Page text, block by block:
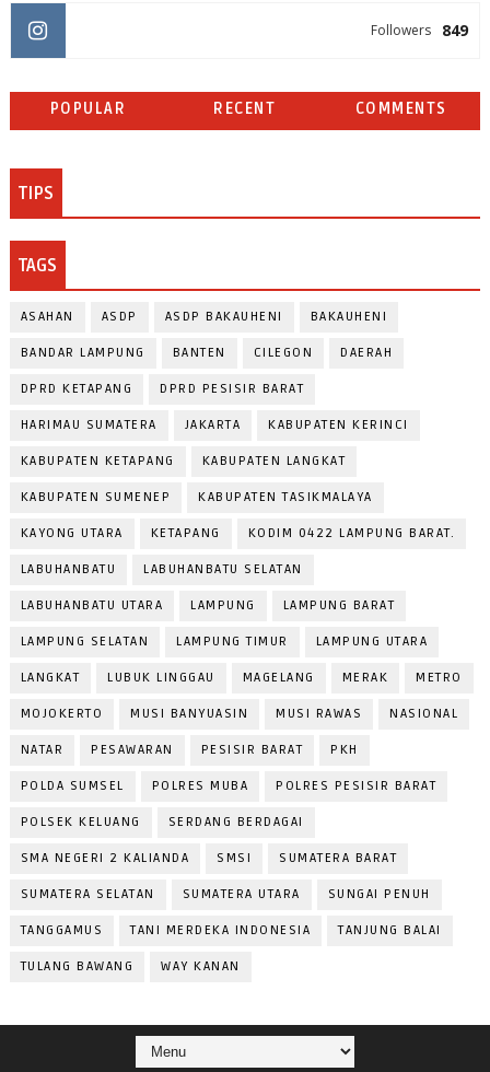
849
Followers
POPULAR RECENT COMMENTS
TIPS
TAGS
ASAHAN ASDP ASDP BAKAUHENI BAKAUHENI
BANDAR LAMPUNG BANTEN CILEGON DAERAH
DPRD KETAPANG DPRD PESISIR BARAT
HARIMAU SUMATERA JAKARTA KABUPATEN KERINCI
KABUPATEN KETAPANG KABUPATEN LANGKAT
KABUPATEN SUMENEP KABUPATEN TASIKMALAYA
KAYONG UTARA KETAPANG KODIM 0422 LAMPUNG BARAT.
LABUHANBATU LABUHANBATU SELATAN
LABUHANBATU UTARA LAMPUNG LAMPUNG BARAT
LAMPUNG SELATAN LAMPUNG TIMUR LAMPUNG UTARA
LANGKAT LUBUK LINGGAU MAGELANG MERAK METRO
MOJOKERTO MUSI BANYUASIN MUSI RAWAS NASIONAL
NATAR PESAWARAN PESISIR BARAT PKH
POLDA SUMSEL POLRES MUBA POLRES PESISIR BARAT
POLSEK KELUANG SERDANG BERDAGAI
SMA NEGERI 2 KALIANDA SMSI SUMATERA BARAT
SUMATERA SELATAN SUMATERA UTARA SUNGAI PENUH
TANGGAMUS TANI MERDEKA INDONESIA TANJUNG BALAI
TULANG BAWANG WAY KANAN